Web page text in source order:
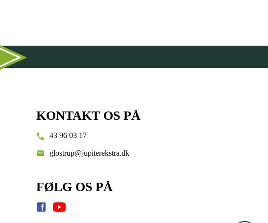
KONTAKT OS PÅ
43 96 03 17
glostrup@jupiterekstra.dk
FØLG OS PÅ